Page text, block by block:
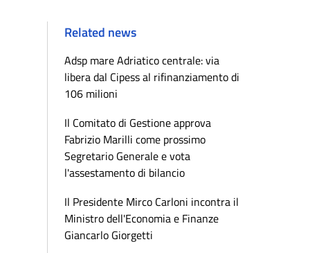
Related news
Adsp mare Adriatico centrale: via
libera dal Cipess al rifinanziamento di
106 milioni
Il Comitato di Gestione approva
Fabrizio Marilli come prossimo
Segretario Generale e vota
l'assestamento di bilancio
Il Presidente Mirco Carloni incontra il
Ministro dell'Economia e Finanze
Giancarlo Giorgetti